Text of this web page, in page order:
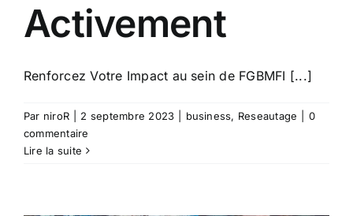
Activement
Renforcez Votre Impact au sein de FGBMFI [...]
Par niroR 2 septembre 2023 business, Reseautage
0
commentaire
Lire la suite